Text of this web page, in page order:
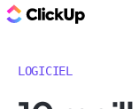
LOGICIEL